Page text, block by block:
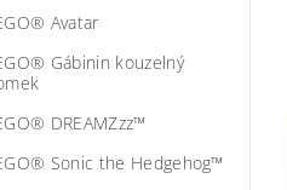
Avatar
Gábinin kouzelný
DREAMZzz™
Sonic the Hedgehog™